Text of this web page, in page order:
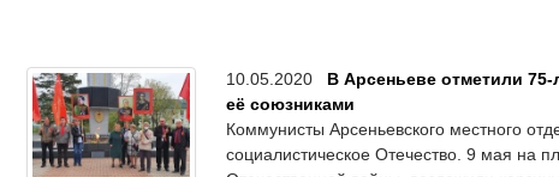
10.05.2020 В Арсеньеве отметили
её союзниками
Коммунисты Арсеньевского местного
социалистическое Отечество. 9 мая на